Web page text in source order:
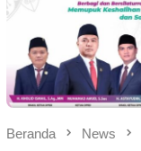
Beranda News